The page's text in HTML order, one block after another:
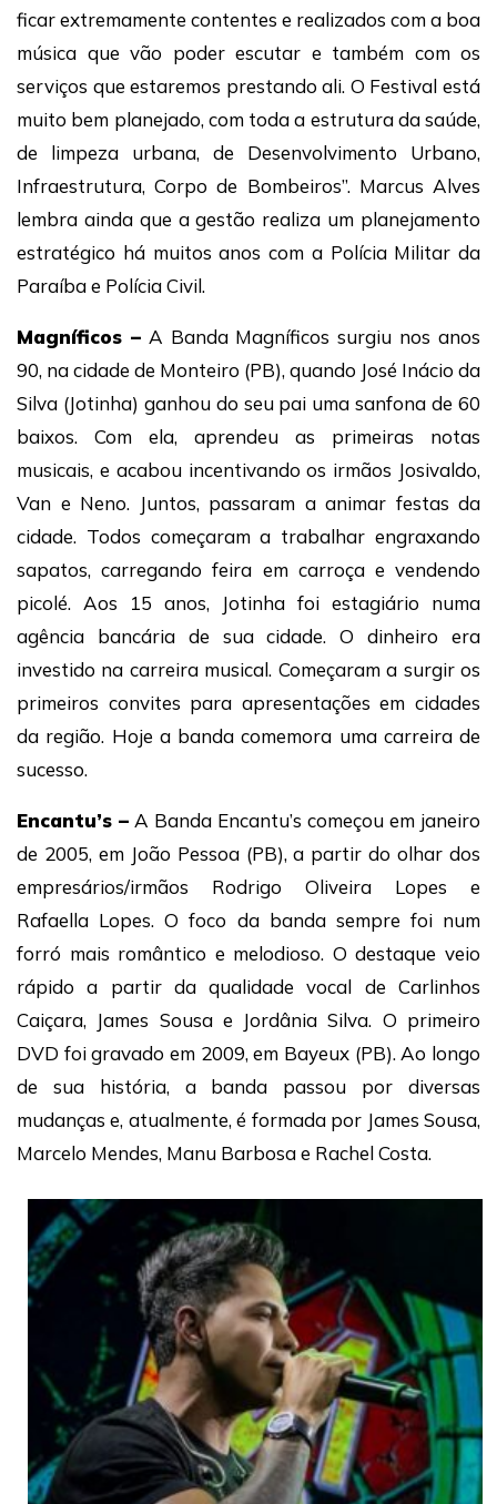
ficar extremamente contentes e realizados com a boa
música que vão poder escutar e também com os
serviços que estaremos prestando ali. O Festival está
muito bem planejado, com toda a estrutura da saúde,
de limpeza urbana, de Desenvolvimento Urbano,
Infraestrutura, Corpo de Bombeiros”. Marcus Alves
lembra ainda que a gestão realiza um planejamento
estratégico há muitos anos com a Polícia Militar da
Paraíba e Polícia Civil.
Magníficos –A Banda Magníficos surgiu nos anos
90, na cidade de Monteiro (PB), quando José Inácio da
Silva (Jotinha) ganhou do seu pai uma sanfona de 60
baixos. Com ela, aprendeu as primeiras notas
musicais, e acabou incentivando os irmãos Josivaldo,
Van e Neno. Juntos, passaram a animar festas da
cidade. Todos começaram a trabalhar engraxando
sapatos, carregando feira em carroça e vendendo
picolé. Aos 15 anos, Jotinha foi estagiário numa
agência bancária de sua cidade. O dinheiro era
investido na carreira musical. Começaram a surgir os
primeiros convites para apresentações em cidades
da região. Hoje a banda comemora uma carreira de
sucesso.
Encantu’s – A Banda Encantu’s começou em janeiro
de 2005, em João Pessoa (PB), a partir do olhar dos
empresários/irmãos Rodrigo Oliveira Lopes e
Rafaella Lopes. O foco da banda sempre foi num
forró mais romântico e melodioso. O destaque veio
rápido a partir da qualidade vocal de Carlinhos
Caiçara, James Sousa e Jordânia Silva. O primeiro
DVD foi gravado em 2009, em Bayeux (PB). Ao longo
de sua história, a banda passou por diversas
mudanças e, atualmente, é formada por James Sousa,
Marcelo Mendes, Manu Barbosa e Rachel Costa.